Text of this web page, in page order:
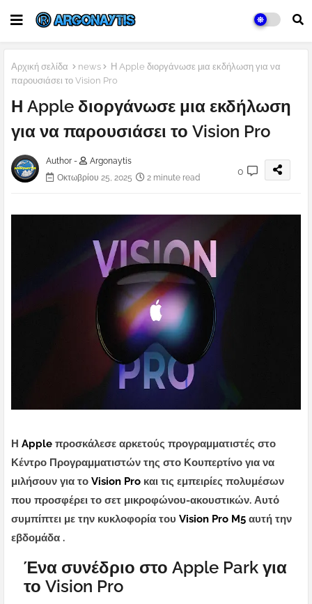
Αρχική σελίδα news
Η Apple διοργάνωσε μια εκδήλωση για να
παρουσιάσει το Vision Pro
Η Apple διοργάνωσε μια εκδήλωση
για να παρουσιάσει το Vision Pro
Author -
Argonaytis
Οκτωβρίου 25, 2025
2 minute read
0
Η Apple προσκάλεσε αρκετούς προγραμματιστές στο
Κέντρο Προγραμματιστών της στο Κουπερτίνο για να
μιλήσουν για το Vision Pro και τις εμπειρίες πολυμέσων
που προσφέρει το σετ μικροφώνου-ακουστικών. Αυτό
συμπίπτει με την κυκλοφορία του Vision Pro M5 αυτή την
εβδομάδα .
Ένα συνέδριο στο Apple Park για
το Vision Pro